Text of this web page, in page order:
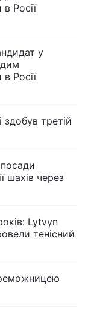
Росії
у
Росії
здобув третій
шахів через
Lytvyn
тенісний